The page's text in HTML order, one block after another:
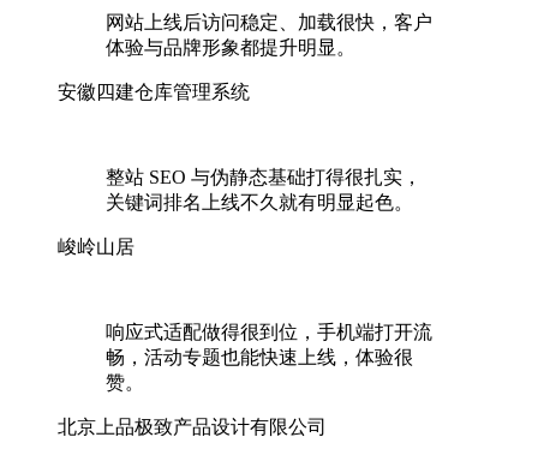
网站上线后访问稳定、加载很快，客户
体验与品牌形象都提升明显。
安徽四建仓库管理系统
整站 SEO 与伪静态基础打得很扎实，
关键词排名上线不久就有明显起色。
峻岭山居
响应式适配做得很到位，手机端打开流
畅，活动专题也能快速上线，体验很
赞。
北京上品极致产品设计有限公司